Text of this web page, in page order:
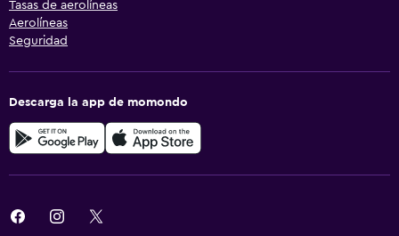
Tasas de aerolíneas
Aerolíneas
Seguridad
Descarga la app de momondo